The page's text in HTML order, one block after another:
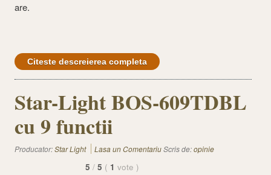
are.
Citeste descreierea completa
Star-Light BOS-609TDBL
cu 9 functii
Producator:Star Light Lasa un ComentariuScris de:opinie
5 / 5 ( 1 vote )